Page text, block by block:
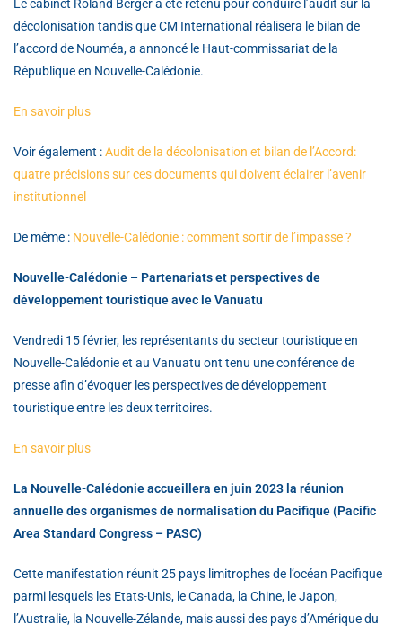
Le cabinet Roland Berger a été retenu pour conduire l’audit sur la
décolonisation tandis que CM International réalisera le bilan de
l’accord de Nouméa, a annoncé le Haut-commissariat de la
République en Nouvelle-Calédonie.
En savoir plus
Voir également :Audit de la décolonisation et bilan de l’Accord:
quatre précisions sur ces documents quidoivent éclairer l’avenir
institutionnel
De même : Nouvelle-Calédonie : comment sortir de l’impasse ?
Nouvelle-Calédonie – Partenariats et perspectives de
développement touristique avec le Vanuatu
Vendredi 15 février, les représentants du secteur touristique en
Nouvelle-Calédonie et au Vanuatu ont tenu une conférence de
presse afin d’évoquer les perspectives de développement
touristique entre les deux territoires.
En savoir plus
La Nouvelle-Calédonie accueillera en juin 2023 la réunion
annuelle des organismes de normalisation du Pacifique (Pacific
Area Standard Congress – PASC)
Cette manifestation réunit 25 pays limitrophes de l’océan Pacifique
parmi lesquels les Etats-Unis, le Canada, la Chine, le Japon,
l’Australie, la Nouvelle-Zélande, mais aussi des pays d’Amérique du